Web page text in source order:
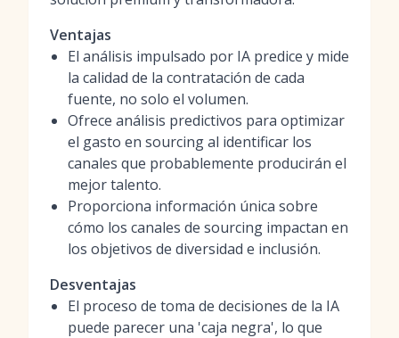
Ventajas
El análisis impulsado por IA predice y mide
la calidad de la contratación de cada
fuente, no solo el volumen.
Ofrece análisis predictivos para optimizar
el gasto en sourcing al identificar los
canales que probablemente producirán el
mejor talento.
Proporciona información única sobre
cómo los canales de sourcing impactan en
los objetivos de diversidad e inclusión.
Desventajas
El proceso de toma de decisiones de la IA
puede parecer una 'caja negra', lo que